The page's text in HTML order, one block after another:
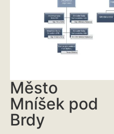
Město
Mníšek pod
Brdy